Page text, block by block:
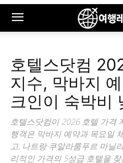
호텔스닷컴
지수, 막바지
크인이 숙박비
호텔스닷컴이 2026 호텔 가격
행객은 막바지 예약과 목요일
고, 나트랑·쿠알라룸푸르·마닐
리적인 가격의 5성급 호텔을